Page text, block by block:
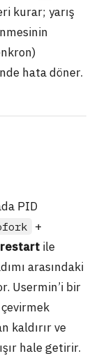
kurar; yarış
hata döner.
PID
+
restart ile
arasındaki
Usermin’i bir
kaldırır ve
hale getirir.